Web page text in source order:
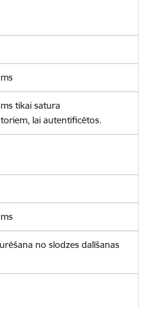
tikai satura
lai autentificētos.
no slodzes dalīšanas